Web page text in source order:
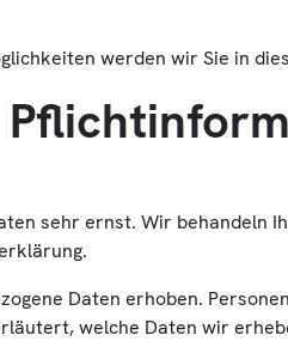
werden wir Sie in
sehr ernst. Wir behandeln
Daten erhoben.
welche Daten wir